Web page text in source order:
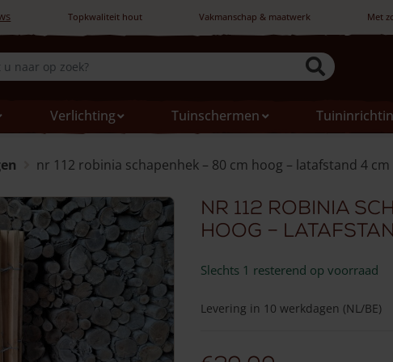
Topkwaliteit hout Vakmanschap & maatwerk Met
Verlichting
Tuinschermen
nr 112 robinia schapenhek – 80 cm hoog – latafstand 4 cm
nr 112 robinia
hoog –
Slechts 1 resterend op voorraad
Levering in 10 werkdagen (NL/BE)